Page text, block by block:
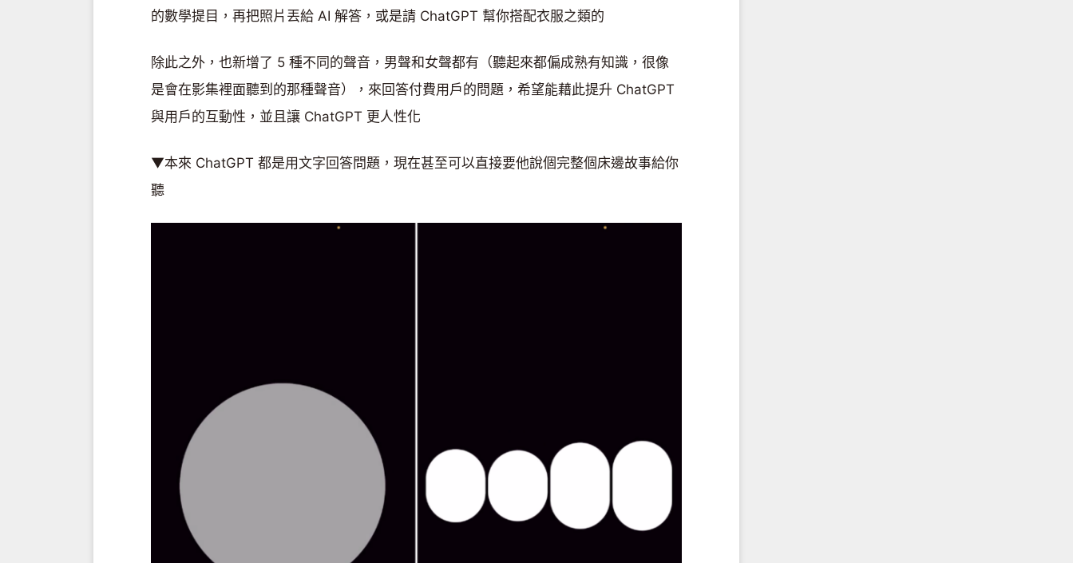
的數學提目，再把照片丟給 AI 解答，或是請 ChatGPT 幫你搭配衣服之類的
除此之外，也新增了 5 種不同的聲音，男聲和女聲都有（聽起來都偏成熟有知識，很像
是會在影集裡面聽到的那種聲音），來回答付費用戶的問題，希望能藉此提升 ChatGPT
與用戶的互動性，並且讓 ChatGPT 更人性化
▼本來 ChatGPT 都是用文字回答問題，現在甚至可以直接要他說個完整個床邊故事給你
聽